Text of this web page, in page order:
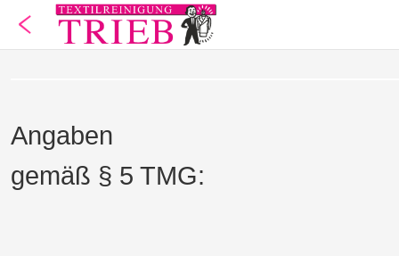
Angaben
gemäß § 5 TMG: